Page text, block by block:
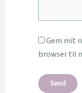
Gem mit
browser til